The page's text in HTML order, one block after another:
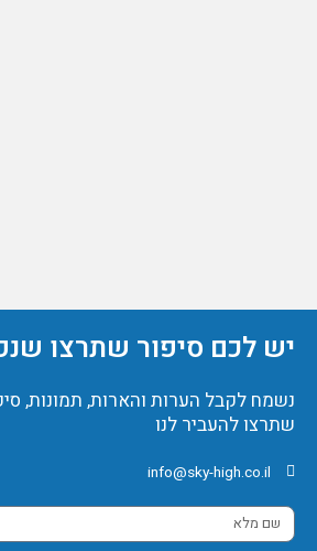
יש לכם סיפור שתרצו
נשמח לקבל הערות והארות, תמונות,
שתרצו להעביר לנו
info@sky-high.co.il
שם
מלא